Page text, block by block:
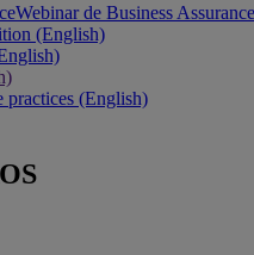
Webinar de Business Assurance
(English)
practices (English)